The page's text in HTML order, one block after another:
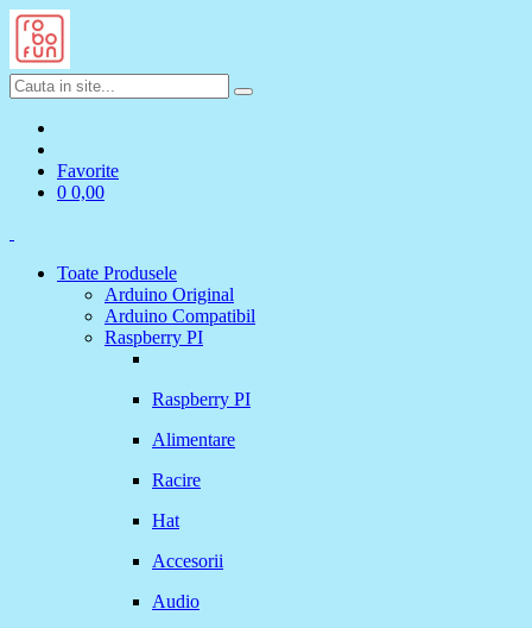
Favorite
0 0,00
Toate Produsele
Arduino Original
Arduino Compatibil
Raspberry PI
Raspberry PI
Alimentare
Racire
Hat
Accesorii
Audio